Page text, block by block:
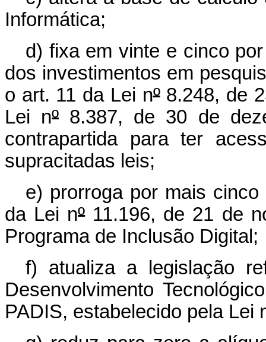
Informática;
d) fixa em vinte e cinco
dos investimentos em
o art. 11 da Lei nº8.248, de
Lei nº8.387, de 30 de
contrapartida para ter
supracitadas leis;
e) prorroga por mais
da Lei nº11.196, de 21 de
Programa de Inclusão Digital;
f) atualiza a legislação
Desenvolvimento
PADIS, estabelecido pela Lei